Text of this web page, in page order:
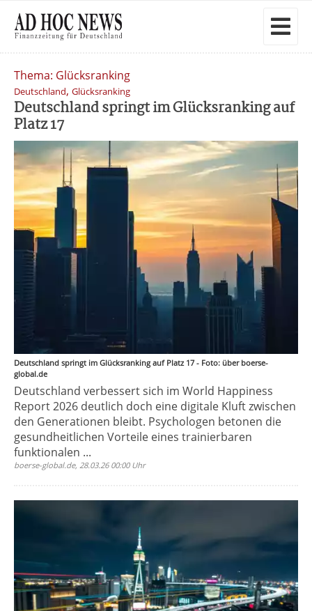
Thema: Glücksranking
Deutschland, Glücksranking
Deutschland springt im Glücksranking auf
Platz 17
Deutschland springt im Glücksranking auf Platz 17 - Foto: über boerse-
global.de
Deutschland verbessert sich im World Happiness
Report 2026 deutlich doch eine digitale Kluft zwischen
den Generationen bleibt. Psychologen betonen die
gesundheitlichen Vorteile eines trainierbaren
funktionalen ...
boerse-global.de, 28.03.26 00:00 Uhr